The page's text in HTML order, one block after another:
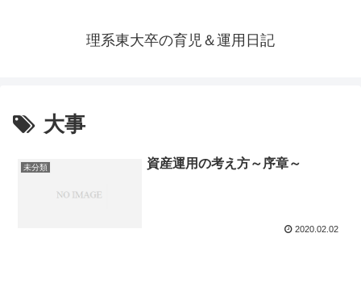
理系東大卒の育児＆運用日記
大事
未分類 資産運用の考え方～序章～
2020.02.02